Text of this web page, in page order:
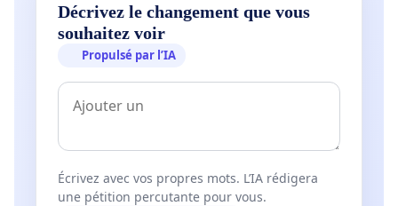
Décrivez le changement que vous
souhaitez voir
Propulsé par l’IA
Écrivez avec vos propres mots. L’IA rédigera
une pétition percutante pour vous.